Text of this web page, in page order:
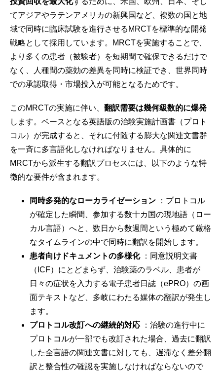
てアジアやラテンアメリカの新興国など、複数の国と地
域で同時に臨床試験を進行させるMRCTを標準的な開発
戦略として採用しています。MRCTを実施することで、
より多くの患者（被験者）を短期間で確保できるだけで
なく、人種間の薬効の差異を同時に検証でき、世界同時
での承認取得・市場投入が可能となるためです。
このMRCTの実施に伴い、 翻訳需要は幾何級数的に爆発
します。ベースとなる英語版の治験実施計画書（プロト
コル）が完成すると、それに付随する膨大な関連文書群
を一斉に多言語化しなければなりません。具体的に
MRCTから派生する翻訳プロセスには、以下のような特
徴的な要件が含まれます。
同時多発的なローカライゼーション ：プロトコル
が確定した瞬間、参加する数十カ国の現地語（ロー
カル言語）へと、数日から数週間という極めて厳格
なタイムラインの中で同時に翻訳を開始します。
患者向けドキュメントの多様化：同意説明文書
（ICF）にとどまらず、治験薬のラベル、患者が
日々の症状を入力する電子患者日誌（ePRO）の画
面テキストなど、多岐にわたる媒体の翻訳が発生し
ます。
プロトコル改訂への継続的対応 ：治験の進行中に
プロトコルが一部でも改訂された場合、過去に翻訳
した全言語の関連文書に対しても、遅滞なく差分翻
訳と整合性の確認を実施しなければならないので